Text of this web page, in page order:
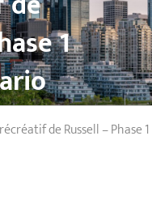
1
de Russell – Phase 1